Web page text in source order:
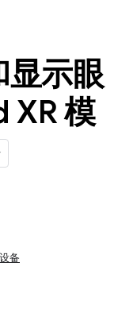
显示眼
XR 模
备